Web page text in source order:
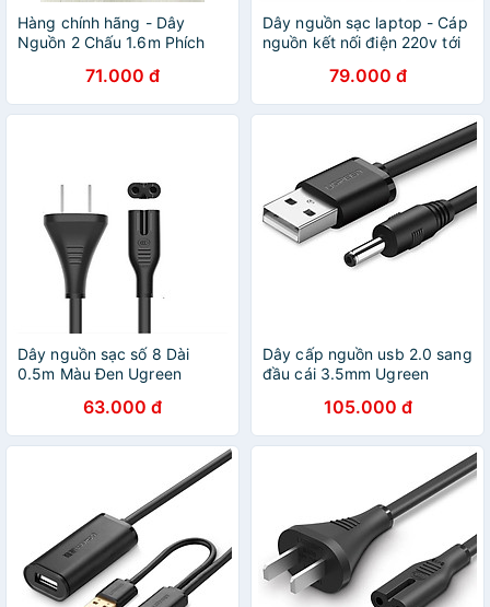
Hàng chính hãng - Dây
Nguồn 2 Chấu 1.6m Phích
Dùng Cho Máy Tính, Nồi
Cơm Điện Thiết Bị Điện Bảo
Hành 12 Tháng
71.000 đ
Dây nguồn sạc laptop - Cáp
nguồn kết nối điện 220v tới
sạc nguồn laptop - Hàng
chính hãng
79.000 đ
Dây nguồn sạc số 8 Dài
0.5m Màu Đen Ugreen
chính hãng63.000 đ
Dây cấp nguồn usb 2.0 sang
đầu cái 3.5mm Ugreen
105.000 đ